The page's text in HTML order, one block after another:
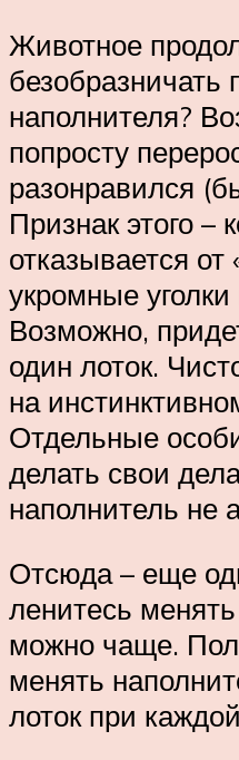
Животное
безобразничать
наполнителя?
попросту
разонравился
Признак этого –
отказывается от
укромные уголки
Возможно,
один лоток.
на
Отдельные
делать свои
наполнитель не
Отсюда – еще
ленитесь
можно чаще.
менять
лоток при